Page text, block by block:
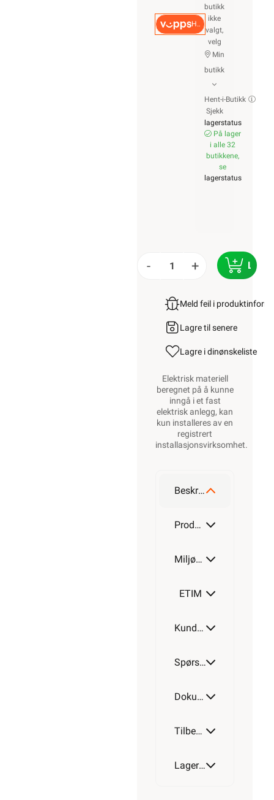
Hurtigkasse
butikk
ikke
valgt,
velg
Min
butikk
Hent-i-Butikk
Sjekk
lagerstatus
På lager
i alle 32
butikkene,
se
lagerstatus
- +
Meld feil i
Lagre til senere
Lagre i dinønskeliste
Elektrisk materiell
beregnet på å kunne
inngå i et fast
elektrisk anlegg, kan
kun installeres av en
registrert
installasjonsvirksomhet.
Beskrivelse
Produktdetaljer
Miljøparametere
ETIM
Kundeomtale
Spørsmål og svar
Dokumentasjon
Tilbehør
Lagerstatus